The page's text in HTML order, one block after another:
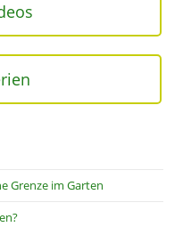
Grenze im Garten